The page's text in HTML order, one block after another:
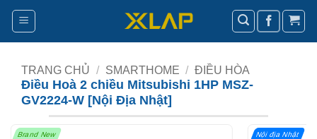
Bỏ
nội
TRANG CHỦ / SMARTHOME / ĐIỀU HÒA
Điều Hoà 2 chiều Mitsubishi 1HP MSZ-
GV2224-W [Nội Địa Nhật]
Brand New Nội địa Nhật